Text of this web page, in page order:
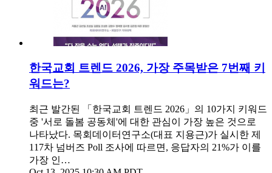
한국교회 트렌드 2026, 가장 주목받은 7번째 키
워드는?
최근 발간된 「한국교회 트렌드 2026」의 10가지 키워드
중 '서로 돌봄 공동체'에 대한 관심이 가장 높은 것으로
나타났다. 목회데이터연구소(대표 지용근)가 실시한 제
117차 넘버즈 Poll 조사에 따르면, 응답자의 21%가 이를
가장 인…